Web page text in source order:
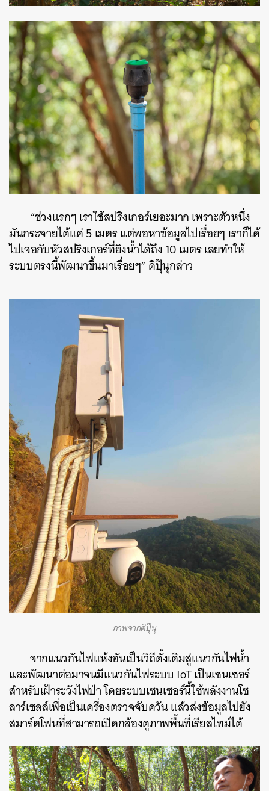
“ช่วงแรกๆ เราใช้สปริงเกอร์เยอะมาก เพราะตัวหนึ่ง
มันกระจายได้แค่ 5 เมตร แต่พอหาข้อมูลไปเรื่อยๆ เราก็ได้
ไปเจอกับหัวสปริงเกอร์ที่ยิงน้ำได้ถึง 10 เมตร เลยทำให้
ระบบตรงนี้พัฒนาขึ้นมาเรื่อยๆ” ดิปุ๊นุกล่าว
ภาพจากดิปุ๊นุ
จากแนวกันไฟแห้งอันเป็นวิถีดั้งเดิมสู่แนวกันไฟน้ำ
และพัฒนาต่อมาจนมีแนวกันไฟระบบ IoT เป็นเซนเซอร์
สำหรับเฝ้าระวังไฟป่า โดยระบบเซนเซอร์นี้ใช้พลังงานโซ
ลาร์เซลล์เพื่อเป็นเครื่องตรวจจับควัน แล้วส่งข้อมูลไปยัง
สมาร์ตโฟนที่สามารถเปิดกล้องดูภาพพื้นที่เรียลไทม์ได้
ค้นหา